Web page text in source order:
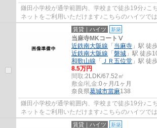
鎌田小学校が通学範囲内、学校まで徒歩19分♪こ
ネットをご利用いただけます♪こちらのハイツで
飼うことができます♪葛城市や近鉄南大阪線当...
賃貸｜ハイツ 新築
当麻寺MKコートⅤ
近鉄南大阪線 「 当麻寺 」駅 徒
近鉄南大阪線 「 磐城 」駅 徒歩
和歌山線 「 ＪＲ五位堂 」駅 徒
8.5万円
間取:2LDK/67.52㎡
敷金/礼金:0ヶ月/1ヶ月
奈良県葛城市當麻138
鎌田小学校が通学範囲内、学校まで徒歩19分♪こ
ネットをご利用いただけます♪こちらのハイツで
飼うことができます♪葛城市や近鉄南大阪線当...
賃貸｜ハイツ 新築